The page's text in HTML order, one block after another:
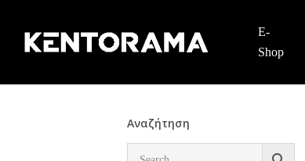
main
E-
Shop
Αναζήτηση